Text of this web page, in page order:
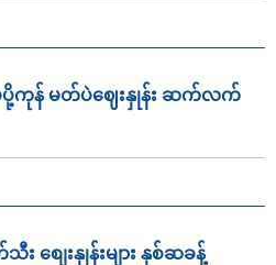
ကုန် မတ်ပဲဈေးနှုန်း ဆက်လက်
စျေးနှုန်းများ နှစ်ဆခန့်